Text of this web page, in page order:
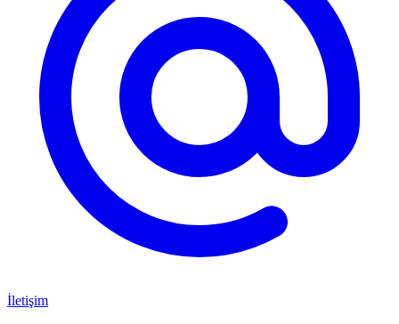
İletişim